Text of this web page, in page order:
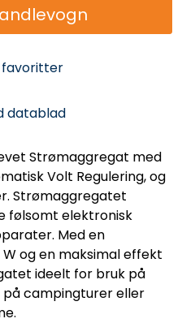
favoritter
datablad
Strømaggregat med
Volt Regulering, og
​Strømaggregatet
følsomt elektronisk
Med en
og en maksimal effekt
ideelt for bruk på
på campingturer eller